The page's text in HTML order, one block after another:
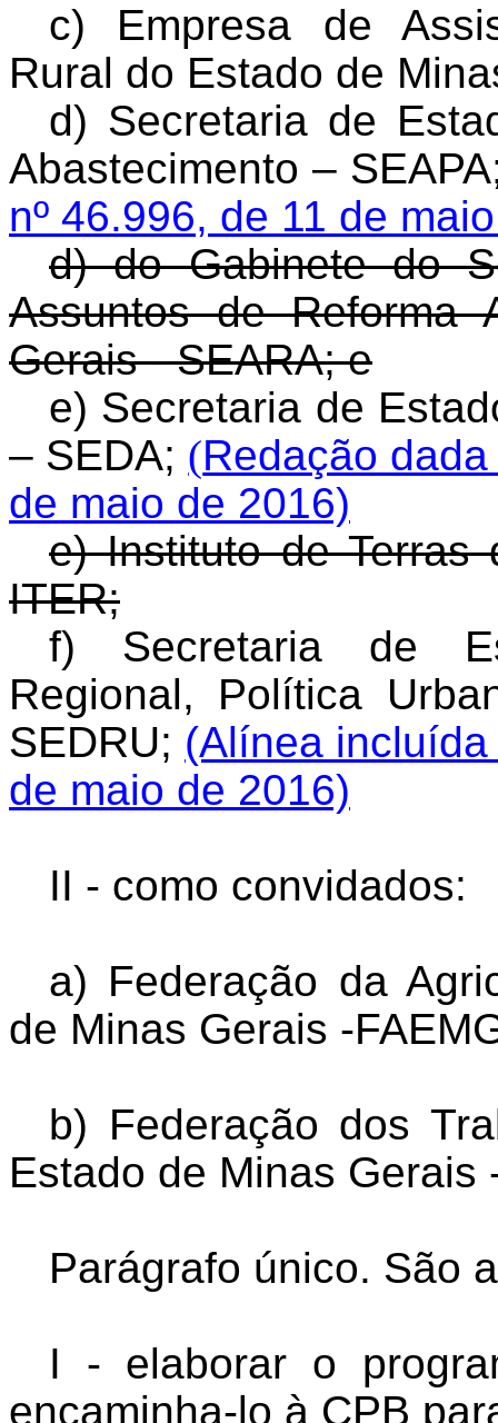
c) Empresa de
Rural do Estado de
d) Secretaria de
Abastecimento –
nº 46.996, de 11 de
d) do Gabinete do
Assuntos de Reforma
Gerais - SEARA; e
e) Secretaria de
– SEDA; (Redação
de maio de 2016)
e) Instituto de Terras
ITER;
f) Secretaria de
Regional, Política
SEDRU; (Alínea
de maio de 2016)
II - como convidados:
a) Federação da
de Minas Gerais -
b) Federação dos
Estado de Minas Gerais
Parágrafo único. São
I - elaborar o
encaminha-lo à CPB